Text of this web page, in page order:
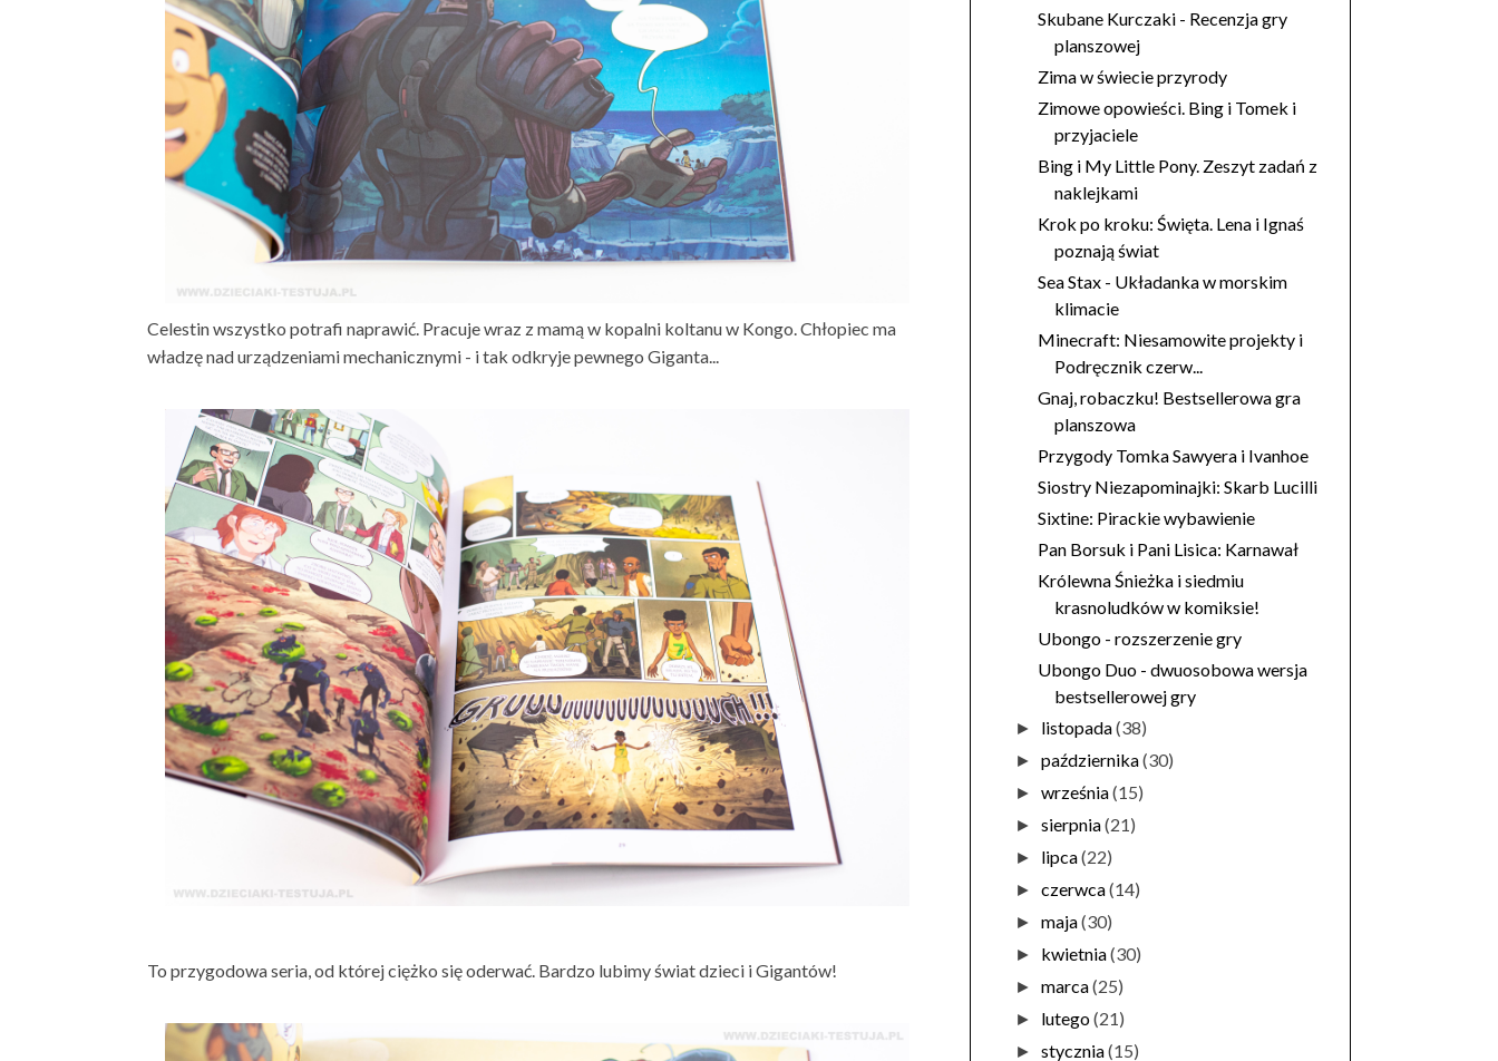
Celestin wszystko potrafi naprawić. Pracuje wraz z mamą w kopalni koltanu w Kongo. Chłopiec ma
władzę nad urządzeniami mechanicznymi - i tak odkryje pewnego Giganta...
To przygodowa seria, od której ciężko się oderwać. Bardzo lubimy świat dzieci i Gigantów!
Skubane Kurczaki - Recenzja gry
planszowej
Zima w świecie przyrody
Zimowe opowieści. Bing i Tomek i
przyjaciele
Bing i My Little Pony. Zeszyt zadań z
naklejkami
Krok po kroku: Święta. Lena i Ignaś
poznają świat
Sea Stax - Układanka w morskim
klimacie
Minecraft: Niesamowite projekty i
Podręcznik czerw...
Gnaj, robaczku! Bestsellerowa gra
planszowa
Przygody Tomka Sawyera i Ivanhoe
Siostry Niezapominajki: Skarb Lucilli
Sixtine: Pirackie wybawienie
Pan Borsuk i Pani Lisica: Karnawał
Królewna Śnieżka i siedmiu
krasnoludków w komiksie!
Ubongo - rozszerzenie gry
Ubongo Duo - dwuosobowa wersja
bestsellerowej gry
► listopada(38)
►października(30)
►września(15)
►sierpnia(21)
► lipca(22)
►czerwca(14)
►maja(30)
► kwietnia(30)
►marca(25)
► lutego(21)
►stycznia(15)